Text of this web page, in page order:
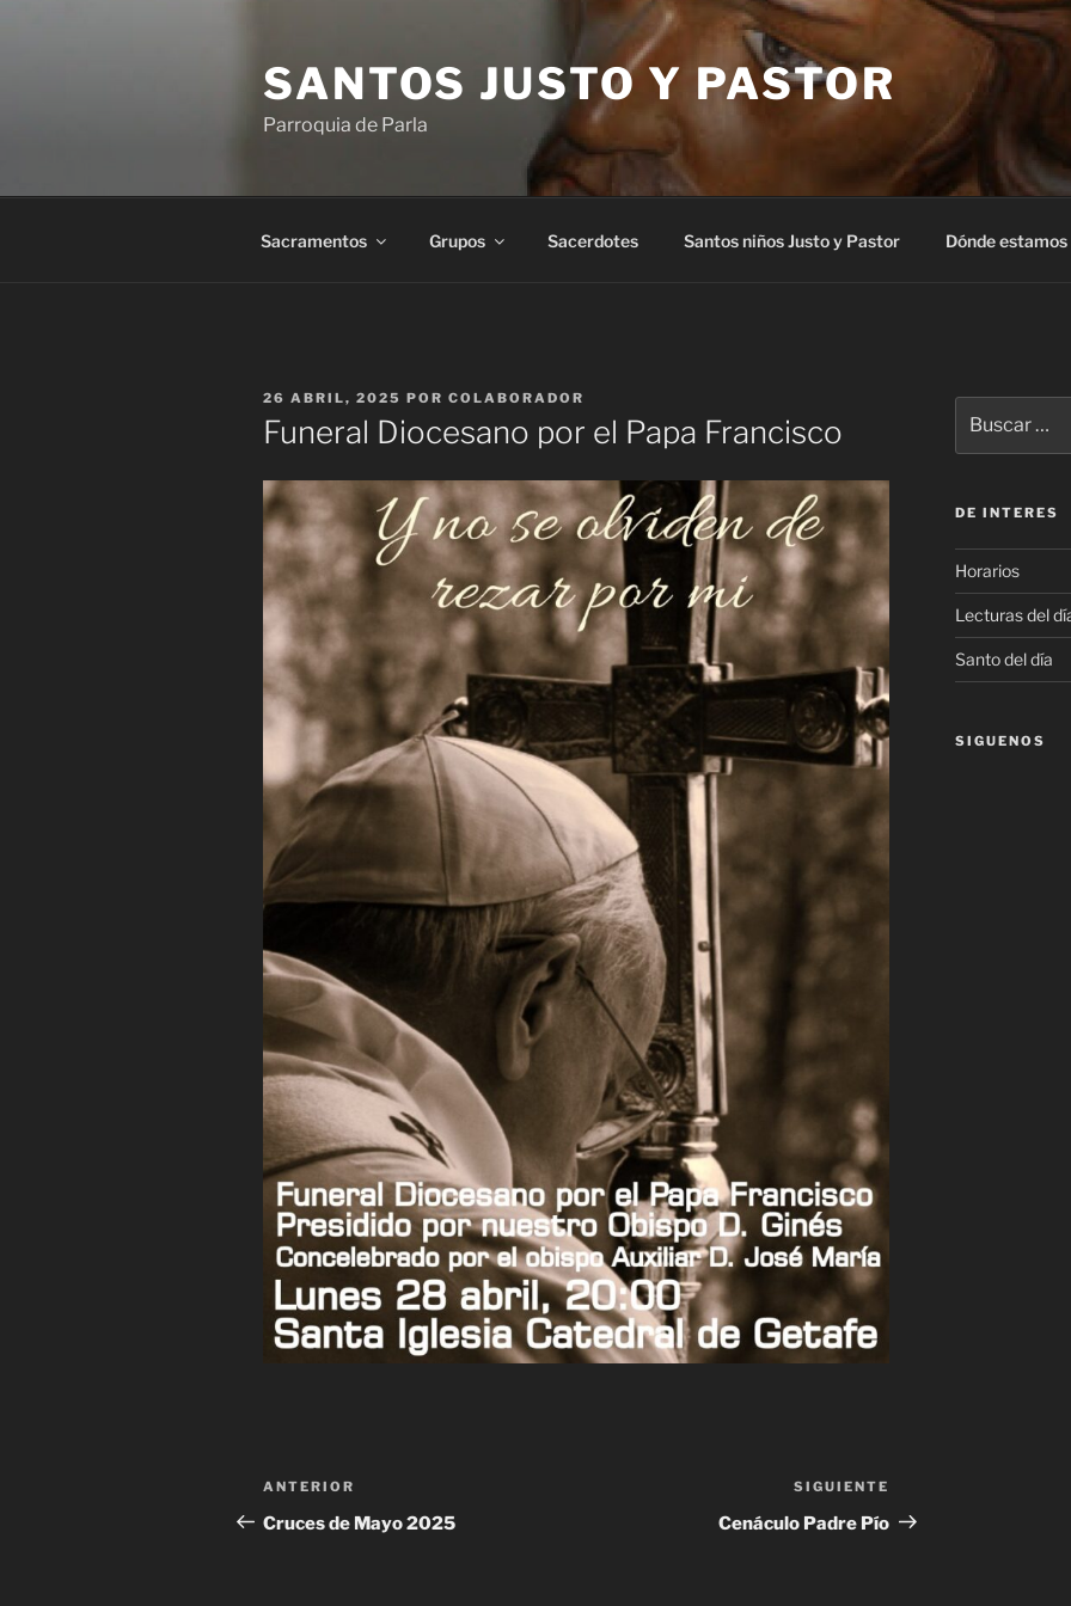
SANTOS JUSTO Y PASTOR
Parroquia de Parla
Sacramentos Grupos Sacerdotes Santos niños Justo y Pastor Dónde estamos
PUBLICADO
EL
26 ABRIL, 2025 POR COLABORADOR
Funeral Diocesano por el Papa Francisco
Navegación
de
Entrada
anterior:
ANTERIOR
Cruces de Mayo 2025
entrada
SIGUIENTE
Cenáculo Padre Pío
por:
DE INTERES
Horarios
Lecturas del
Santo del día
SIGUENOS